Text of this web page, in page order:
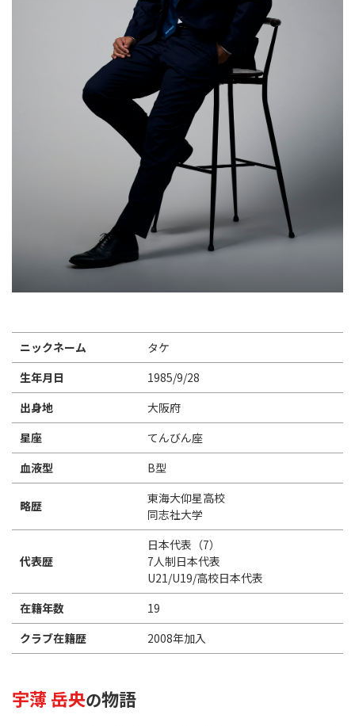
株式会社 チームの歴史
地域貢献活動
InstagramX Facebook
パートナーシップのご案内
ニックネーム
タケ
生年月日
1985/9/28
出身地
大阪府
星座
てんびん座
血液型
B型
略歴
東海大仰星高校
同志社大学
代表歴
日本代表（7）
7人制日本代表
U21/U19/高校日本代表
在籍年数
19
クラブ在籍歴
2008年加入
宇薄 岳央の物語